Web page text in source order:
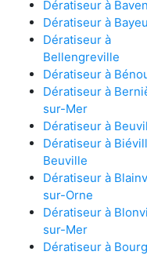
Dératiseur à
Dératiseur à
Dératiseur à
Bellengreville
Dératiseur à
Dératiseur à
sur-Mer
Dératiseur à
Dératiseur à
Beuville
Dératiseur à
sur-Orne
Dératiseur à
sur-Mer
Dératiseur à